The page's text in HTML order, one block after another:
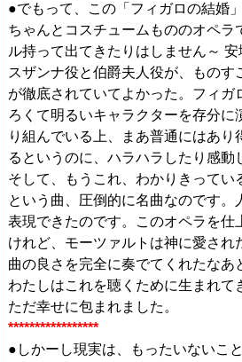
●でもって、この「フィガロの結婚
ちゃんとコスチュームもののオペラ
ル持って出てきたりはしません～ 安
スザンナ役と伯爵夫人役が、ものす
が徹底されていてよかった。フィ
ろくて明るいキャラクターを存分に
り組んでいる上、まあ普通にはあ
るというのに、ハラハラしたり感動
そして、もうこれ、わかりきって
という曲、圧倒的に名曲なのです
表現できたのです。このオペラを仕
けれど、モーツァルトは神に愛さ
曲の良さを完全に奏でてくれたなあ
わたしはこれを聴くために生まれて
ただ幸せに包まれました。
*****************
●しかーし現実は、もったいないこ